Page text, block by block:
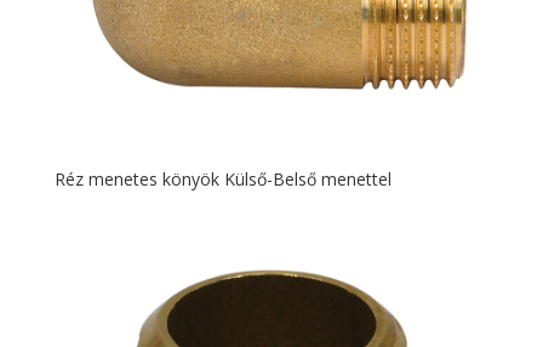
Réz menetes könyök Külső-Belső menettel